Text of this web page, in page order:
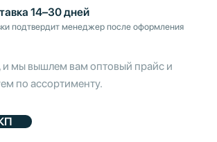
14–30 дней
подтвердит менеджер после оформления
и мы вышлем вам оптовый прайс и
по ассортименту.